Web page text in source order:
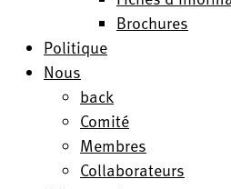
Brochures
Politique
Nous
back
Comité
Membres
Collaborateurs